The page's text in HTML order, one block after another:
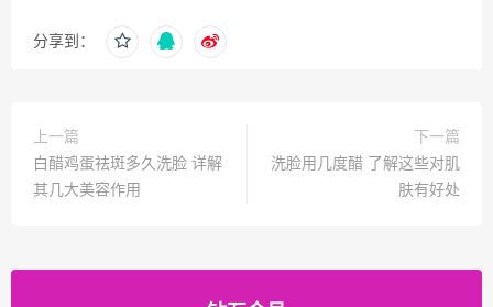
分享到：
上一篇
白醋鸡蛋祛斑多久洗脸 详解
其几大美容作用
下一篇
洗脸用几度醋 了解这些对肌
肤有好处